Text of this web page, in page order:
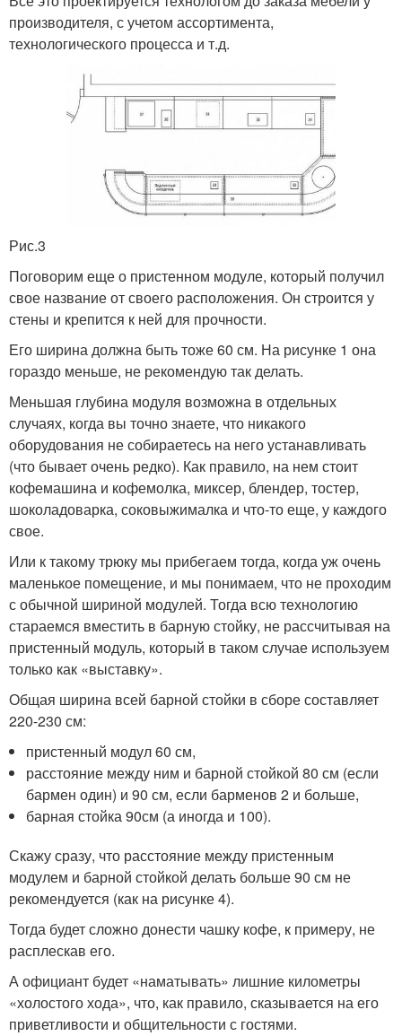
производителя, с учетом ассортимента,
технологического процесса и т.д.
Рис.3
Поговорим еще о пристенном модуле, который получил
свое название от своего расположения. Он строится у
стены и крепится к ней для прочности.
Его ширина должна быть тоже 60 см. На рисунке 1 она
гораздо меньше, не рекомендую так делать.
Меньшая глубина модуля возможна в отдельных
случаях, когда вы точно знаете, что никакого
оборудования не собираетесь на него устанавливать
(что бывает очень редко). Как правило, на нем стоит
кофемашина и кофемолка, миксер, блендер, тостер,
шоколадоварка, соковыжималка и что-то еще, у каждого
свое.
Или к такому трюку мы прибегаем тогда, когда уж очень
маленькое помещение, и мы понимаем, что не проходим
с обычной шириной модулей. Тогда всю технологию
стараемся вместить в барную стойку, не рассчитывая на
пристенный модуль, который в таком случае используем
только как «выставку».
Общая ширина всей барной стойки в сборе составляет
220-230 см:
пристенный модул 60 см,
расстояние между ним и барной стойкой 80 см (если
бармен один) и 90 см, если барменов 2 и больше,
барная стойка 90см (а иногда и 100).
Скажу сразу, что расстояние между пристенным
модулем и барной стойкой делать больше 90 см не
рекомендуется (как на рисунке 4).
Тогда будет сложно донести чашку кофе, к примеру, не
расплескав его.
А официант будет «наматывать» лишние километры
«холостого хода», что, как правило, сказывается на его
приветливости и общительности с гостями.